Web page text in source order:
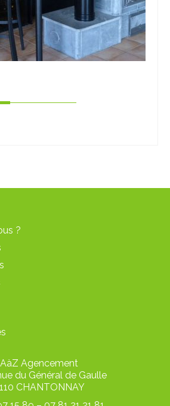
?
Agencement
du Général de Gaulle
CHANTONNAY